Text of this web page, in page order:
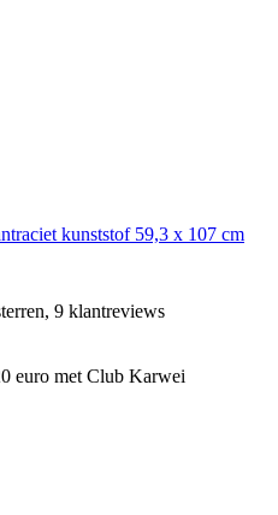
kunststof 59,3 x 107 cm
9 klantreviews
euro met Club Karwei